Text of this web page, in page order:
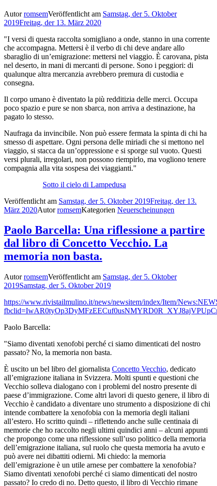
AutorromsemVeröffentlicht am Samstag, der 5. Oktober
2019Freitag, der 13. März 2020
"I versi di questa raccolta somigliano a onde, stanno in una corrente
che accompagna. Mettersi è il verbo di chi deve andare allo
sbaraglio di un’emigrazione: mettersi nel viaggio. È carovana, pista
nel deserto, in mani di mercanti di persone. Sono i peggiori: di
qualunque altra mercanzia avrebbero premura di custodia e
consegna.
Il corpo umano è diventato la più redditizia delle merci. Occupa
poco spazio e pure se non sbarca, non arriva a destinazione, ha
pagato lo stesso.
Naufraga da invincibile. Non può essere fermata la spinta di chi ha
smesso di aspettare. Ogni persona delle miriadi che si mettono nel
viaggio, si stacca da un’oppressione e si sporge sul vuoto. Questi
versi plurali, irregolari, non possono riempirlo, ma vogliono tenere
compagnia alla vita sospesa dei viaggianti."
Sotto il cielo di Lampedusa
Veröffentlicht am Samstag, der 5. Oktober 2019Freitag, der 13.
März 2020AutorromsemKategorien Neuerscheinungen
Paolo Barcella: Una riflessione a partire
dal libro di Concetto Vecchio. La
memoria non basta.
AutorromsemVeröffentlicht am Samstag, der 5. Oktober
2019Samstag, der 5. Oktober 2019
https://www.rivistailmulino.it/news/newsitem/index/Item/
Paolo Barcella:
"Siamo diventati xenofobi perché ci siamo dimenticati del nostro
passato? No, la memoria non basta.
È uscito un bel libro del giornalista Concetto Vecchio, dedicato
all’emigrazione italiana in Svizzera. Molti spunti e questioni che
Vecchio solleva dialogano con i problemi del nostro presente di
paese d’immigrazione. Come altri lavori di questo genere, il libro di
Vecchio è candidato a diventare uno strumento a disposizione di chi
intende combattere la xenofobia con la memoria degli italiani
all’estero. Ho scritto quindi – riflettendo anche sulle centinaia di
memorie che ho raccolto negli ultimi quindici anni – alcuni appunti
che propongo come una riflessione sull’uso politico della memoria
dell’emigrazione italiana, sul ruolo che questa memoria ha avuto e
può avere nei dibattiti odierni. Mi chiedo: la memoria
dell’emigrazione è un utile arnese per combattere la xenofobia?
Siamo diventati xenofobi perché ci siamo dimenticati del nostro
passato? Io credo di no. Detto questo, il libro di Vecchio rimane